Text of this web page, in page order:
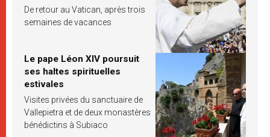
De retour au Vatican, après trois
semaines de vacances
Le pape Léon XIV poursuit
ses haltes spirituelles
estivales
Visites privées du sanctuaire de
Vallepietra et de deux monastères
bénédictins à Subiaco